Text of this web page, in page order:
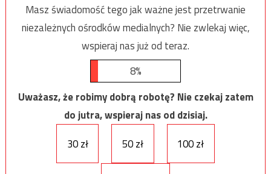
Masz świadomość tego jak ważne jest przetrwanie
niezależnych ośrodków medialnych? Nie zwlekaj więc,
wspieraj nas już od teraz.
8%
Uważasz, że robimy dobrą robotę? Nie czekaj zatem
do jutra, wspieraj nas od dzisiaj.
30 zł
50 zł 100 zł